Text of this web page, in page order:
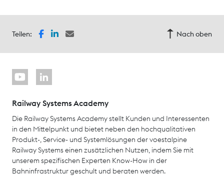
Teilen: Nach oben
Railway Systems Academy
Die Railway Systems Academy stellt Kunden und Interessenten
in den Mittelpunkt und bietet neben den hochqualitativen
Produkt-, Service- und Systemlösungen der voestalpine
Railway Systems einen zusätzlichen Nutzen, indem Sie mit
unserem spezifischen Experten Know-How in der
Bahninfrastruktur geschult und beraten werden.